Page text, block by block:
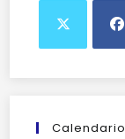
Calendario